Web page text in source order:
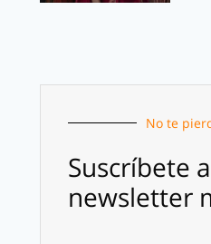
No te
Suscríbete
newsletter